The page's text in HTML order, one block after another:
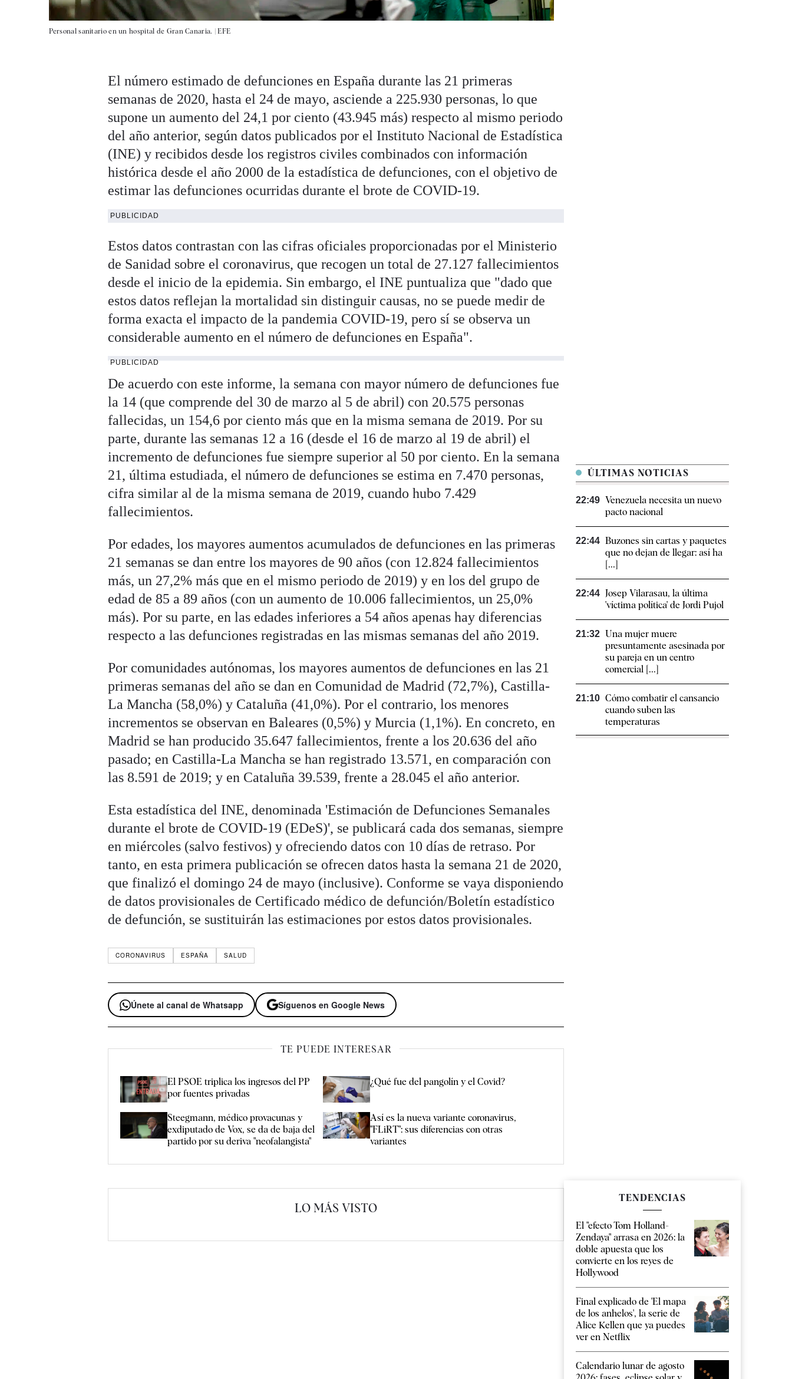
Personal sanitario en un hospital de Gran Canaria. |EFE
El número estimado de defunciones en España durante las 21 primeras
semanas de 2020, hasta el 24 de mayo, asciende a 225.930 personas, lo que
supone un aumento del 24,1 por ciento (43.945 más) respecto al mismo periodo
del año anterior, según datos publicados por el Instituto Nacional de Estadística
(INE) y recibidos desde los registros civiles combinados con información
histórica desde el año 2000 de la estadística de defunciones, con el objetivo de
estimar las defunciones ocurridas durante el brote de COVID-19.
PUBLICIDAD
Estos datos contrastan con las cifras oficiales proporcionadas por el Ministerio
de Sanidad sobre el coronavirus, que recogen un total de 27.127 fallecimientos
desde el inicio de la epidemia. Sin embargo, el INE puntualiza que "dado que
estos datos reflejan la mortalidad sin distinguir causas, no se puede medir de
forma exacta el impacto de la pandemia COVID-19, pero sí se observa un
considerable aumento en el número de defunciones en España".
PUBLICIDAD
De acuerdo con este informe, la semana con mayor número de defunciones fue
la 14 (que comprende del 30 de marzo al 5 de abril) con 20.575 personas
fallecidas, un 154,6 por ciento más que en la misma semana de 2019. Por su
parte, durante las semanas 12 a 16 (desde el 16 de marzo al 19 de abril) el
incremento de defunciones fue siempre superior al 50 por ciento. En la semana
21, última estudiada, el número de defunciones se estima en 7.470 personas,
cifra similar al de la misma semana de 2019, cuando hubo 7.429
fallecimientos.
Por edades, los mayores aumentos acumulados de defunciones en las primeras
21 semanas se dan entre los mayores de 90 años (con 12.824 fallecimientos
más, un 27,2% más que en el mismo periodo de 2019) y en los del grupo de
edad de 85 a 89 años (con un aumento de 10.006 fallecimientos, un 25,0%
más). Por su parte, en las edades inferiores a 54 años apenas hay diferencias
respecto a las defunciones registradas en las mismas semanas del año 2019.
Por comunidades autónomas, los mayores aumentos de defunciones en las 21
primeras semanas del año se dan en Comunidad de Madrid (72,7%), Castilla-
La Mancha (58,0%) y Cataluña (41,0%). Por el contrario, los menores
incrementos se observan en Baleares (0,5%) y Murcia (1,1%). En concreto, en
Madrid se han producido 35.647 fallecimientos, frente a los 20.636 del año
pasado; en Castilla-La Mancha se han registrado 13.571, en comparación con
las 8.591 de 2019; y en Cataluña 39.539, frente a 28.045 el año anterior.
Esta estadística del INE, denominada 'Estimación de Defunciones Semanales
durante el brote de COVID-19 (EDeS)', se publicará cada dos semanas, siempre
en miércoles (salvo festivos) y ofreciendo datos con 10 días de retraso. Por
tanto, en esta primera publicación se ofrecen datos hasta la semana 21 de 2020,
que finalizó el domingo 24 de mayo (inclusive). Conforme se vaya disponiendo
de datos provisionales de Certificado médico de defunción/Boletín estadístico
de defunción, se sustituirán las estimaciones por estos datos provisionales.
CORONAVIRUS ESPAÑA SALUD
Únete al canal de Whatsapp Síguenos en Google News
TE PUEDE INTERESAR
El PSOE triplica los ingresos del PP
por fuentes privadas
¿Qué fue del pangolín y el Covid?
Steegmann, médico provacunas y
exdiputado de Vox, se da de baja del
partido por su deriva "neofalangista"
Así es la nueva variante coronavirus,
"FLiRT": sus diferencias con otras
variantes
LO MÁS VISTO
ÚLTIMAS NOTICIAS
22:49 Venezuela necesita un nuevo
pacto nacional
22:44 Buzones sin cartas y paquetes
que no dejan de llegar: así ha
[...]
22:44 Josep Vilarasau, la última
'víctima política' de Jordi Pujol
21:32 Una mujer muere
presuntamente asesinada por
su pareja en un centro
comercial [...]
21:10 Cómo combatir el cansancio​
cuando suben las
temperaturas
TENDENCIAS
El "efecto Tom Holland-
Zendaya" arrasa en 2026: la
doble apuesta que los
convierte en los reyes de
Hollywood
Final explicado de 'El mapa
de los anhelos', la serie de
Alice Kellen que ya puedes
ver en Netflix
Calendario lunar de agosto